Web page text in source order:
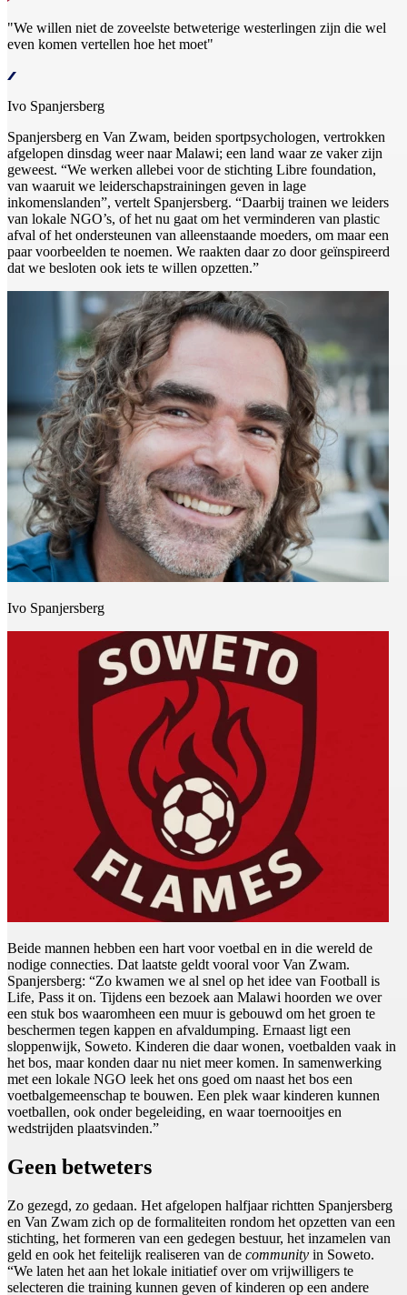
"We willen niet de zoveelste betweterige westerlingen zijn die wel
even komen vertellen hoe het moet"
Ivo Spanjersberg
Spanjersberg en Van Zwam, beiden sportpsychologen, vertrokken
afgelopen dinsdag weer naar Malawi; een land waar ze vaker zijn
geweest. “We werken allebei voor de stichting Libre foundation,
van waaruit we leiderschapstrainingen geven in lage
inkomenslanden”, vertelt Spanjersberg. “Daarbij trainen we leiders
van lokale NGO’s, of het nu gaat om het verminderen van plastic
afval of het ondersteunen van alleenstaande moeders, om maar een
paar voorbeelden te noemen. We raakten daar zo door geïnspireerd
dat we besloten ook iets te willen opzetten.”
Ivo Spanjersberg
Beide mannen hebben een hart voor voetbal en in die wereld de
nodige connecties. Dat laatste geldt vooral voor Van Zwam.
Spanjersberg: “Zo kwamen we al snel op het idee van Football is
Life, Pass it on. Tijdens een bezoek aan Malawi hoorden we over
een stuk bos waaromheen een muur is gebouwd om het groen te
beschermen tegen kappen en afvaldumping. Ernaast ligt een
sloppenwijk, Soweto. Kinderen die daar wonen, voetbalden vaak in
het bos, maar konden daar nu niet meer komen. In samenwerking
met een lokale NGO leek het ons goed om naast het bos een
voetbalgemeenschap te bouwen. Een plek waar kinderen kunnen
voetballen, ook onder begeleiding, en waar toernooitjes en
wedstrijden plaatsvinden.”
Geen betweters
Zo gezegd, zo gedaan. Het afgelopen halfjaar richtten Spanjersberg
en Van Zwam zich op de formaliteiten rondom het opzetten van een
stichting, het formeren van een gedegen bestuur, het inzamelen van
geld en ook het feitelijk realiseren van de community in Soweto.
“We laten het aan het lokale initiatief over om vrijwilligers te
selecteren die training kunnen geven of kinderen op een andere